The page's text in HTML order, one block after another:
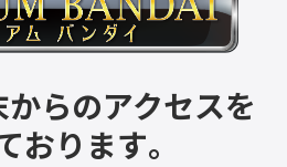
らのアクセスを
おります。